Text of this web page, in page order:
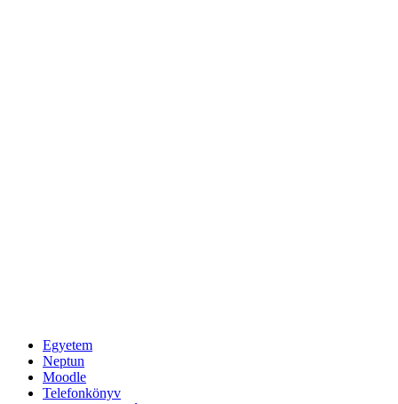
Egyetem
Neptun
Moodle
Telefonkönyv